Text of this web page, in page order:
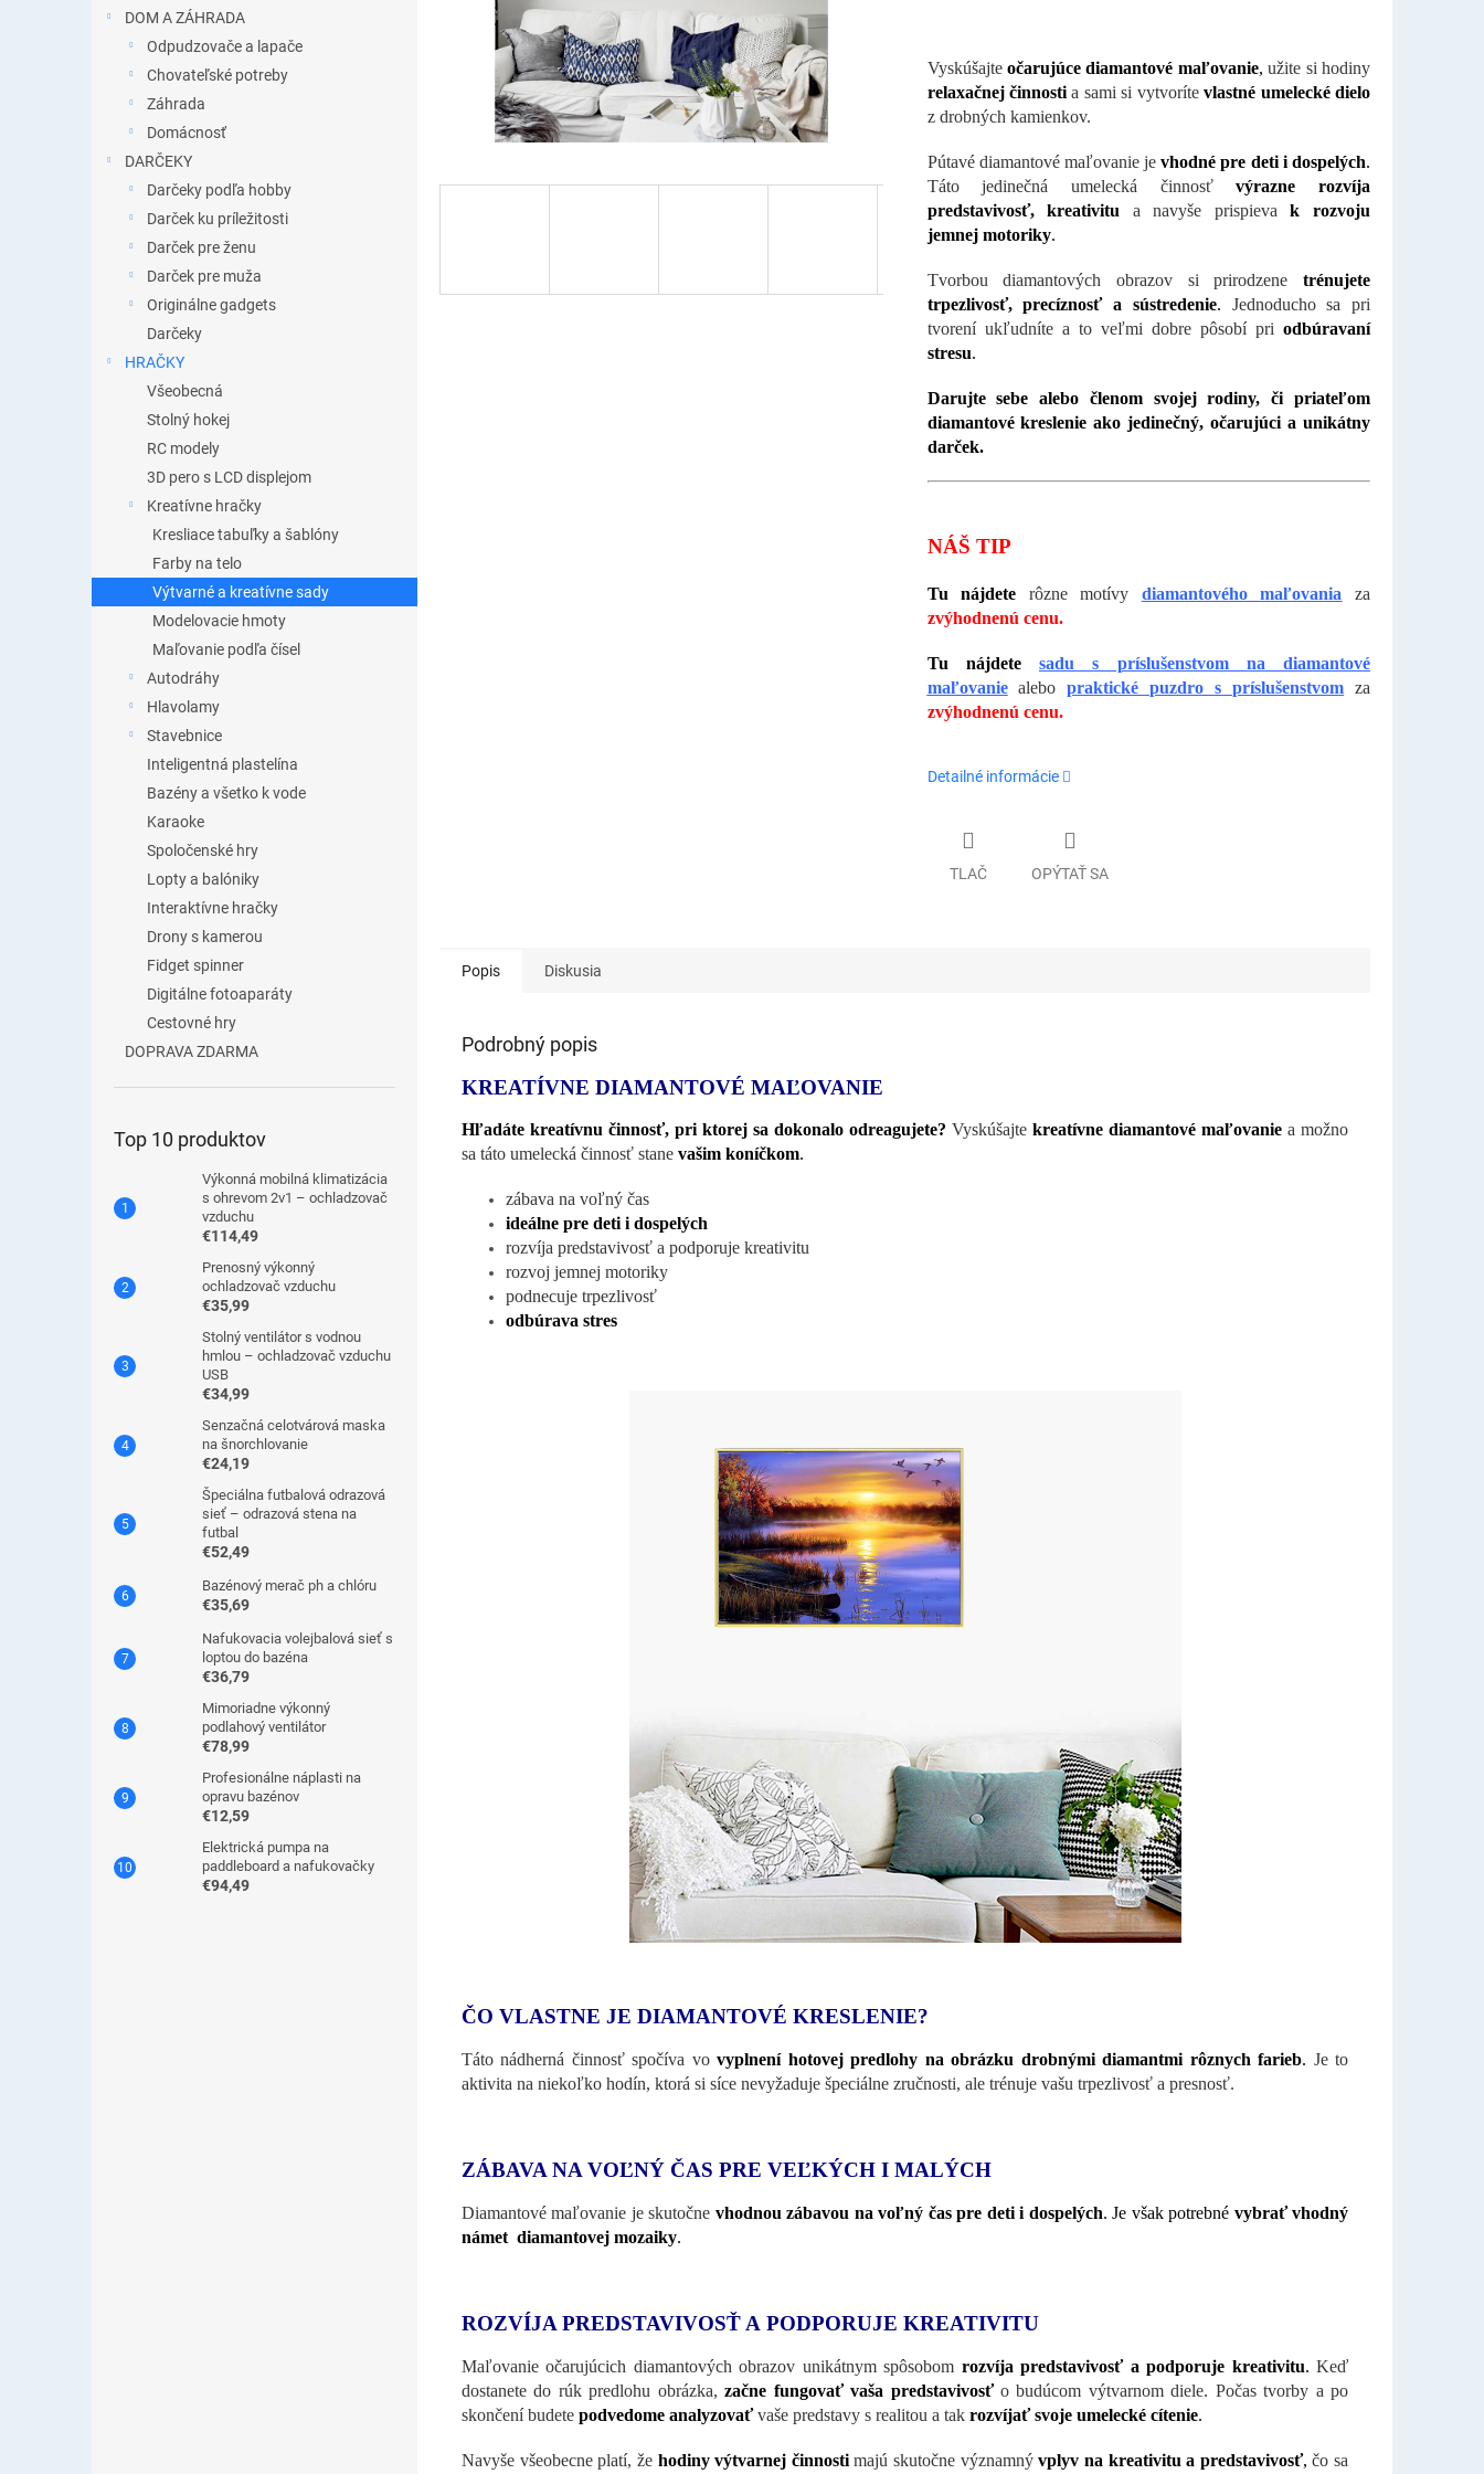
DOM A ZÁHRADA
Odpudzovače a lapače
Chovateľské potreby
Záhrada
Domácnosť
DARČEKY
Darčeky podľa hobby
Darček ku príležitosti
Darček pre ženu
Darček pre muža
Originálne gadgets
Darčeky
HRAČKY
Všeobecná
Stolný hokej
RC modely
3D pero s LCD displejom
Kreatívne hračky
Kresliace tabuľky a šablóny
Farby na telo
Výtvarné a kreatívne sady
Modelovacie hmoty
Maľovanie podľa čísel
Autodráhy
Hlavolamy
Stavebnice
Inteligentná plastelína
Bazény a všetko k vode
Karaoke
Spoločenské hry
Lopty a balóniky
Interaktívne hračky
Drony s kamerou
Fidget spinner
Digitálne fotoaparáty
Cestovné hry
DOPRAVA ZDARMA
Top 10 produktov
Výkonná mobilná klimatizácia
s ohrevom 2v1 – ochladzovač
vzduchu
€114,49
Prenosný výkonný
ochladzovač vzduchu
€35,99
Stolný ventilátor s vodnou
hmlou – ochladzovač vzduchu
USB
€34,99
Senzačná celotvárová maska
na šnorchlovanie
€24,19
Špeciálna futbalová odrazová
sieť – odrazová stena na
futbal
€52,49
Bazénový merač ph a chlóru
€35,69
Nafukovacia volejbalová sieť s
loptou do bazéna
€36,79
Mimoriadne výkonný
podlahový ventilátor
€78,99
Profesionálne náplasti na
opravu bazénov
€12,59
Elektrická pumpa na
paddleboard a nafukovačky
€94,49
Vyskúšajte očarujúce diamantové maľovanie, užite si hodiny
relaxačnej činnosti a sami si vytvorítevlastné umelecké dielo
z drobných kamienkov.
Pútavé diamantové maľovanie jevhodné pre deti i dospelých.
Táto jedinečná umelecká činnosťvýrazne rozvíja
predstavivosť, kreativitu a navyše prispievak rozvoju
jemnej motoriky.
Tvorbou diamantových obrazov si prirodzene trénujete
trpezlivosť, precíznosť a sústredenie. Jednoducho sa pri
tvorení ukľudníte a to veľmi dobre pôsobí pri odbúravaní
stresu.
Darujte sebe alebo členom svojej rodiny, či priateľom
diamantové kreslenie ako jedinečný, očarujúci a unikátny
darček.
NÁŠ TIP
Tu nájdete rôzne motívy diamantového maľovania za
zvýhodnenú cenu.
Tu nájdete
sadu s príslušenstvom na diamantové
maľovaniealebopraktické puzdro s príslušenstvom za
zvýhodnenú cenu.
Detailné informácie
TLAČ OPÝTAŤ SA
Popis Diskusia
Podrobný popis
KREATÍVNE DIAMANTOVÉ MAĽOVANIE
Hľadáte kreatívnu činnosť, pri ktorej sa dokonalo odreagujete? Vyskúšajte kreatívne diamantové maľovanie a možno
sa táto umelecká činnosť stane vašim koníčkom.
zábava na voľný čas
ideálne pre deti i dospelých
rozvíja predstavivosť a podporuje kreativitu
rozvoj jemnej motoriky
podnecuje trpezlivosť
odbúrava stres
ČO VLASTNE JE DIAMANTOVÉ KRESLENIE?
Táto nádherná činnosť spočíva vovyplnení hotovej predlohy na obrázku drobnými diamantmi rôznych farieb. Je to
aktivita na niekoľko hodín, ktorá si síce nevyžaduje špeciálne zručnosti, ale trénuje vašu trpezlivosť a presnosť.
ZÁBAVA NA VOĽNÝ ČAS PRE VEĽKÝCH I MALÝCH
Diamantové maľovanie je skutočne vhodnou zábavou na voľný čas pre deti i dospelých. Je však potrebné vybrať vhodný
námet diamantovej mozaiky.
ROZVÍJA PREDSTAVIVOSŤ A PODPORUJE KREATIVITU
Maľovanie očarujúcich diamantových obrazov unikátnym spôsobom rozvíja predstavivosť a podporuje kreativitu. Keď
dostanete do rúk predlohu obrázka,začne fungovať vaša predstavivosť o budúcom výtvarnom diele. Počas tvorby a po
skončení budete podvedome analyzovaťvaše predstavy s realitou a tak rozvíjať svoje umelecké cítenie.
Navyše všeobecne platí, že hodiny výtvarnej činnostimajú skutočne významnývplyv na kreativitu a predstavivosť, čo sa